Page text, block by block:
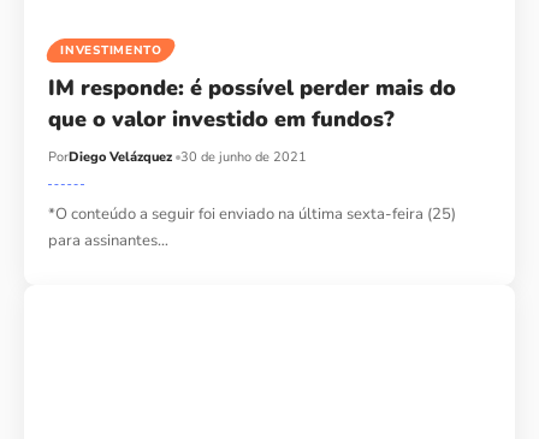
INVESTIMENTO
IM responde: é possível perder mais do
que o valor investido em fundos?
PorDiego Velázquez 30 de junho de 2021
*O conteúdo a seguir foi enviado na última sexta-feira (25)
para assinantes…